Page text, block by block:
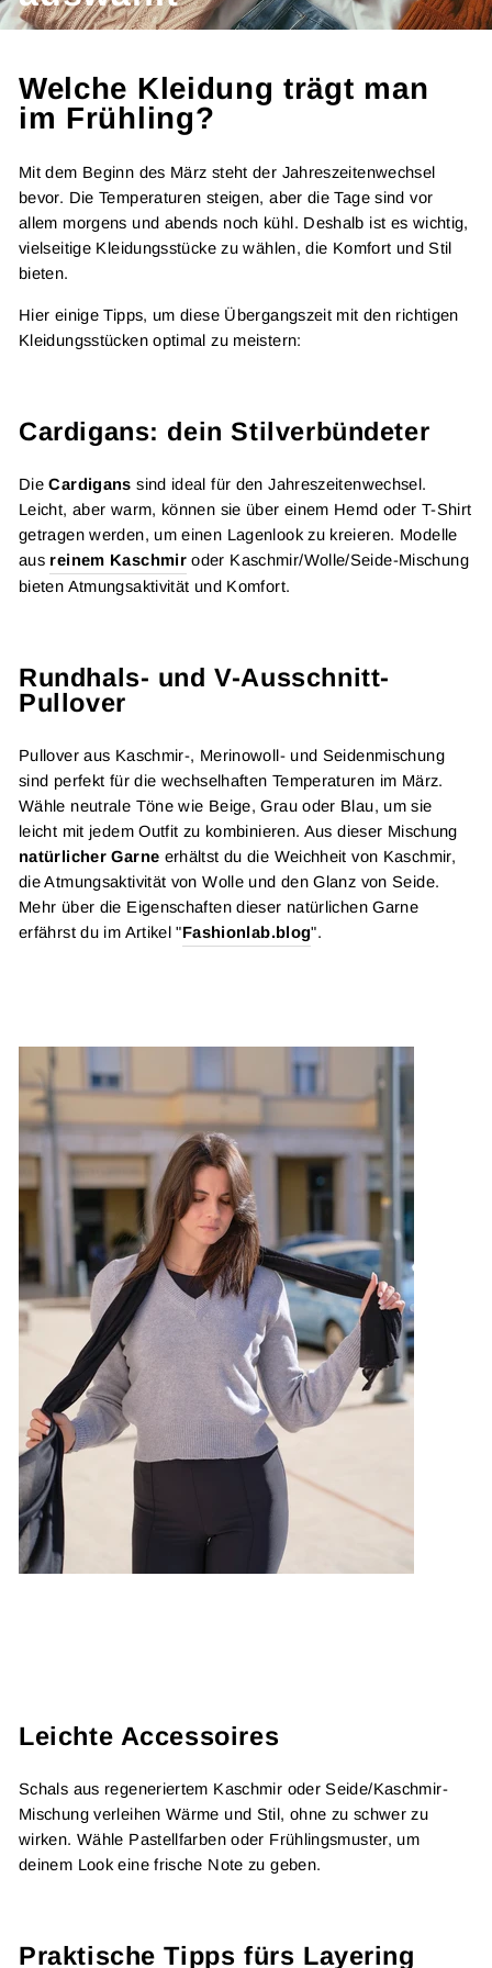
Welche Kleidung trägt man
im Frühling?
Mit dem Beginn des März steht der Jahreszeitenwechsel
bevor. Die Temperaturen steigen, aber die Tage sind vor
allem morgens und abends noch kühl. Deshalb ist es wichtig,
vielseitige Kleidungsstücke zu wählen, die Komfort und Stil
bieten.
Hier einige Tipps, um diese Übergangszeit mit den richtigen
Kleidungsstücken optimal zu meistern:
Cardigans: dein Stilverbündeter
DieCardigans sind ideal für den Jahreszeitenwechsel.
Leicht, aber warm, können sie über einem Hemd oder T-Shirt
getragen werden, um einen Lagenlook zu kreieren. Modelle
aus reinem Kaschmir oder Kaschmir/Wolle/Seide-Mischung
bieten Atmungsaktivität und Komfort.
Rundhals- und V-Ausschnitt-
Pullover
Pullover aus Kaschmir-, Merinowoll- und Seidenmischung
sind perfekt für die wechselhaften Temperaturen im März.
Wähle neutrale Töne wie Beige, Grau oder Blau, um sie
leicht mit jedem Outfit zu kombinieren. Aus dieser Mischung
natürlicher Garne erhältst du die Weichheit von Kaschmir,
die Atmungsaktivität von Wolle und den Glanz von Seide.
Mehr über die Eigenschaften dieser natürlichen Garne
erfährst du im Artikel "Fashionlab.blog".
Leichte Accessoires
Schals aus regeneriertem Kaschmir oder Seide/Kaschmir-
Mischung verleihen Wärme und Stil, ohne zu schwer zu
wirken. Wähle Pastellfarben oder Frühlingsmuster, um
deinem Look eine frische Note zu geben.
Praktische Tipps fürs Layering